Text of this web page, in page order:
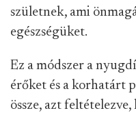
születnek, ami
egészségüket.
Ez a módszer a
érőket és a korhatárt
össze, azt